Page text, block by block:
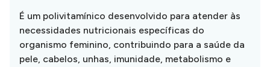
É um polivitamínico desenvolvido para atender às
necessidades nutricionais específicas do
organismo feminino, contribuindo para a saúde da
pele, cabelos, unhas, imunidade, metabolismo e